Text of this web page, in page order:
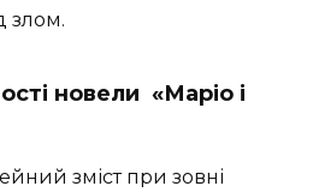
злом.
новели «Маріо і
зміст при зовні